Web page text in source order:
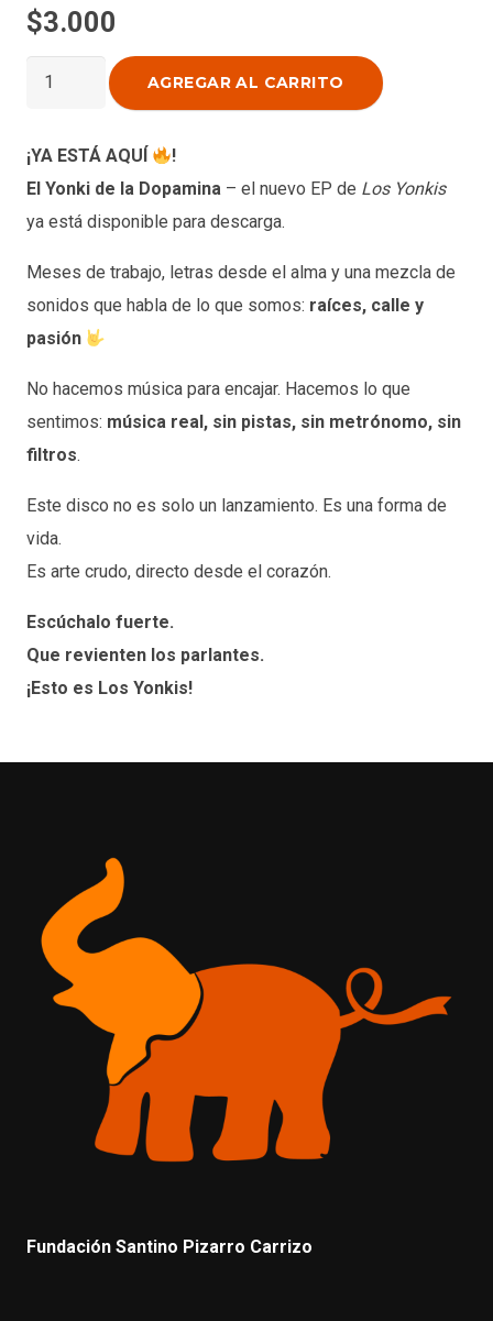
$3.000
Los
AGREGAR AL CARRITO
¡YA ESTÁ AQUÍ
!
El Yonki de la Dopamina – el nuevo EP de Los Yonkis
ya está disponible para descarga.
Meses de trabajo, letras desde el alma y una mezcla de
sonidos que habla de lo que somos: raíces, calle y
pasión
No hacemos música para encajar. Hacemos lo que
sentimos: música real, sin pistas, sin metrónomo, sin
filtros.
Este disco no es solo un lanzamiento. Es una forma de
vida.
Es arte crudo, directo desde el corazón.
Escúchalo fuerte.
Que revienten los parlantes.
¡Esto es Los Yonkis!
Fundación Santino Pizarro Carrizo